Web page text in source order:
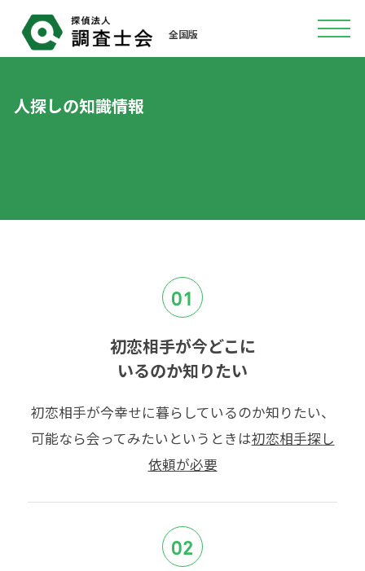
全国版
人探しの知識情報
01
初恋相手が今どこに
いるのか知りたい
初恋相手が今幸せに暮らしているのか知りたい、
可能なら会ってみたいというときは初恋相手探し
依頼が必要
02